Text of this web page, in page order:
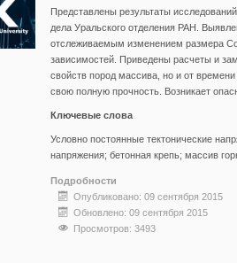
Представлены результаты
дела Уральского отделения РАН.
отслеживаемым изменением размера
зависимостей. Приведены расчеты и
свойств пород массива, но и от
свою полную прочность. Возникает
Ключевые слова
Условно постоянные тектонические
напряжения; бетонная крепь; массив
Подробности
Опубликовано: 09 сентября 2015
Обновлено: 09 сентября 2015
Просмотров: 3493